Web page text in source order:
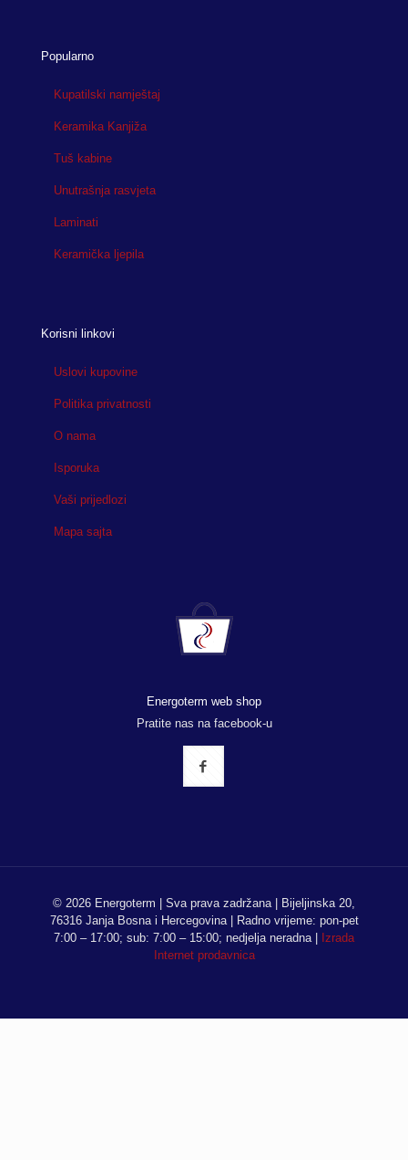
Popularno
Kupatilski namještaj
Keramika Kanjiža
Tuš kabine
Unutrašnja rasvjeta
Laminati
Keramička ljepila
Korisni linkovi
Uslovi kupovine
Politika privatnosti
O nama
Isporuka
Vaši prijedlozi
Mapa sajta
Energoterm web shop
Pratite nas na facebook-u
© 2026 Energoterm | Sva prava zadržana | Bijeljinska 20,
76316 Janja Bosna i Hercegovina | Radno vrijeme: pon-pet
7:00 – 17:00; sub: 7:00 – 15:00; nedjelja neradna |
Izrada
Internet prodavnica